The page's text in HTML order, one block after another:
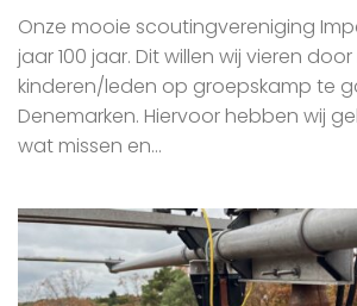
Onze mooie scoutingvereniging
jaar 100 jaar. Dit willen wij vieren
kinderen/leden op groepskamp te
Denemarken. Hiervoor hebben wij
wat missen en...